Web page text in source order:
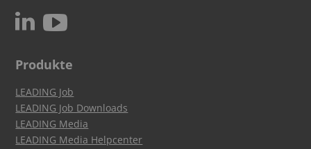
N c
Produkte
LEADING Job
LEADING Job Downloads
LEADING Media
LEADING Media Helpcenter